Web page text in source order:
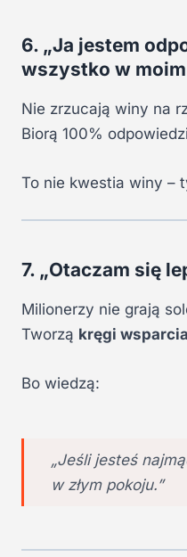
6. „Ja jestem
wszystko w
Nie zrzucają winy na
Biorą 100%
To nie kwestia winy –
7. „Otaczam się
Milionerzy nie grają
Tworzą kręgi
Bo wiedzą:
„Jeśli jesteś
w złym pokoju.”